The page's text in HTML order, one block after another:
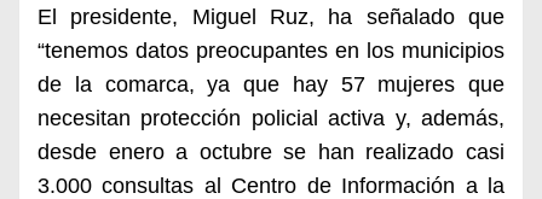
El presidente, Miguel Ruz, ha señalado que
“tenemos datos preocupantes en los municipios
de la comarca, ya que hay 57 mujeres que
necesitan protección policial activa y, además,
desde enero a octubre se han realizado casi
3.000 consultas al Centro de Información a la